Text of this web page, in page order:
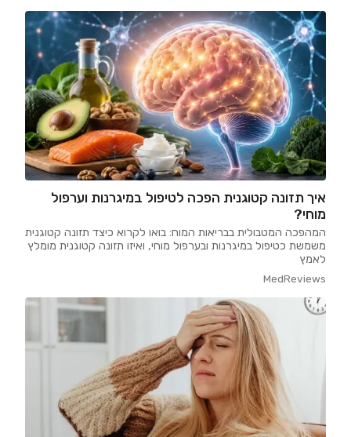
איך תזונה קטוגנית הפכה לטיפול במיגרנות וערפול
מוחי?
המהפכה המטבולית בבריאות המוח: בואו לקרוא כיצד תזונה קטוגנית
משמשת כטיפול במיגרנות ובערפול מוחי, ואיזו תזונה קטוגנית מומלץ
לאמץ
MedReviews